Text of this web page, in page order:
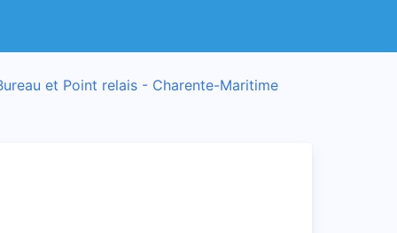
et Point relais - Charente-Maritime